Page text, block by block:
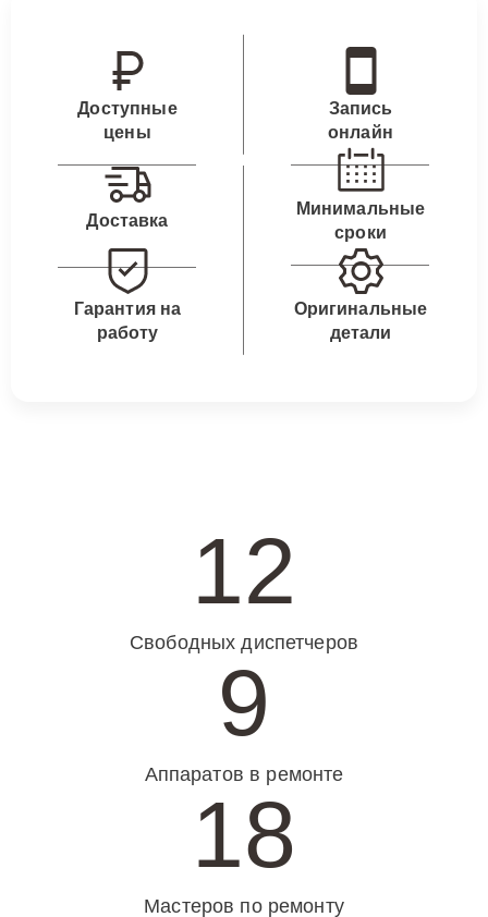
Доступные
цены
Запись
онлайн
Доставка
Минимальные
сроки
Гарантия на
работу
Оригинальные
детали
12
Свободных диспетчеров
9
Аппаратов в ремонте
18
Мастеров по ремонту